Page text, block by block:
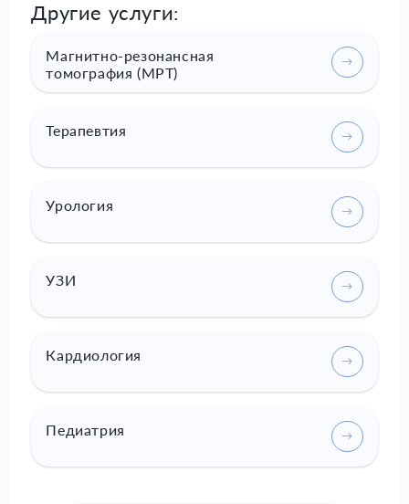
Другие услуги:
Магнитно-резонансная
томография (МРТ)
Терапевтия
Урология
УЗИ
Кардиология
Педиатрия